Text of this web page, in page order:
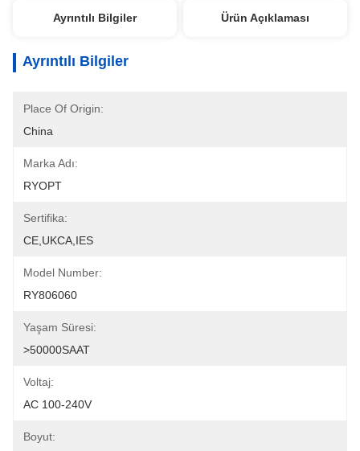
Ayrıntılı Bilgiler Ürün Açıklaması
Ayrıntılı Bilgiler
Place Of Origin:
China
Marka Adı:
RYOPT
Sertifika:
CE,UKCA,IES
Model Number:
RY806060
Yaşam Süresi:
>50000SAAT
Voltaj:
AC 100-240V
Boyut: